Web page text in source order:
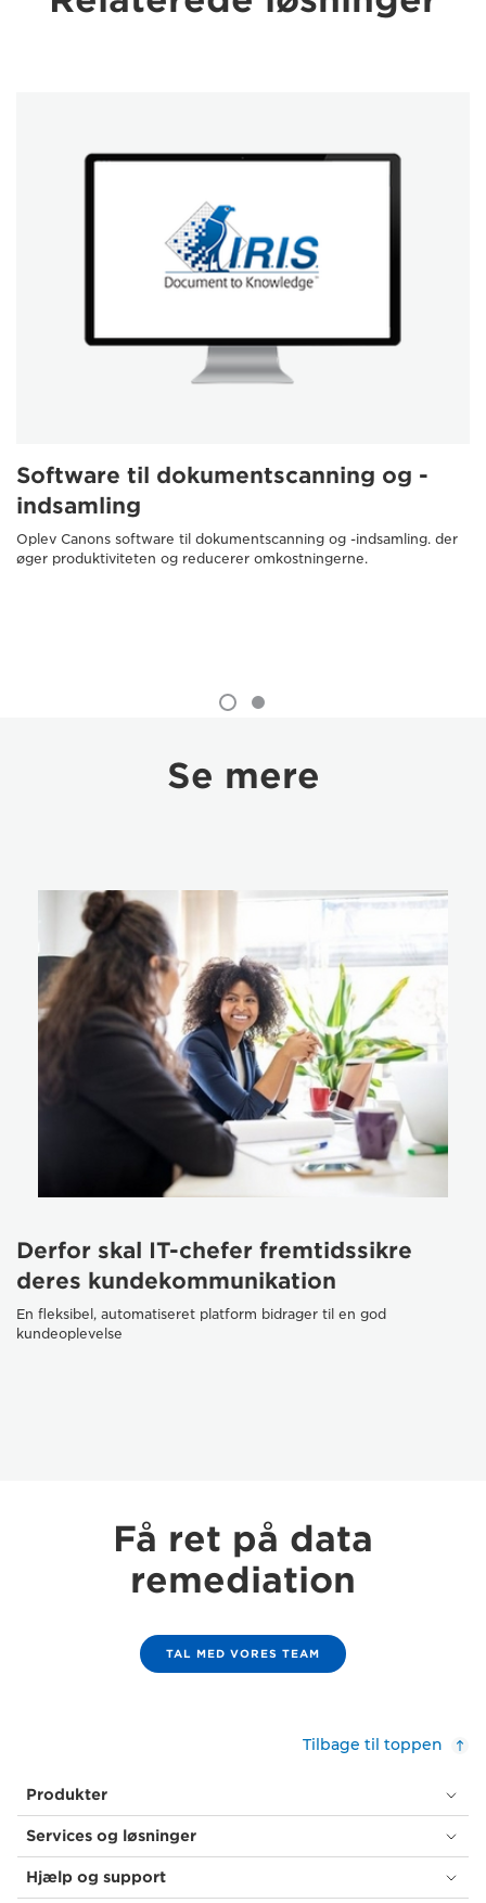
Software til dokumentscanning og -
indsamling
Oplev Canons software til dokumentscanning og -indsamling. der
øger produktiviteten og reducerer omkostningerne.
Se mere
Derfor skal IT-chefer fremtidssikre
deres kundekommunikation
En fleksibel, automatiseret platform bidrager til en god
kundeoplevelse
Få ret på data
remediation
TAL MED VORES TEAM
Tilbage til toppen
Produkter
Services og løsninger
Hjælp og support